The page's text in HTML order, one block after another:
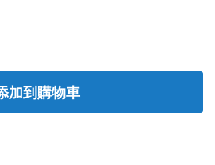
加到購物車